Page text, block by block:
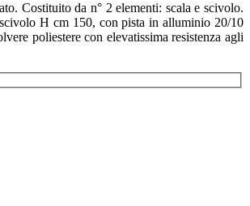
Costituito da n° 2 elementi: scala e scivolo.
H cm 150, con pista in alluminio 20/10
poliestere con elevatissima resistenza agli